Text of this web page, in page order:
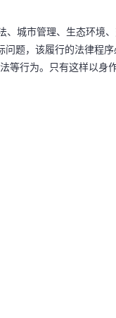
、城市管理、生态环境
题，该履行的法律程
行为。只有这样以身